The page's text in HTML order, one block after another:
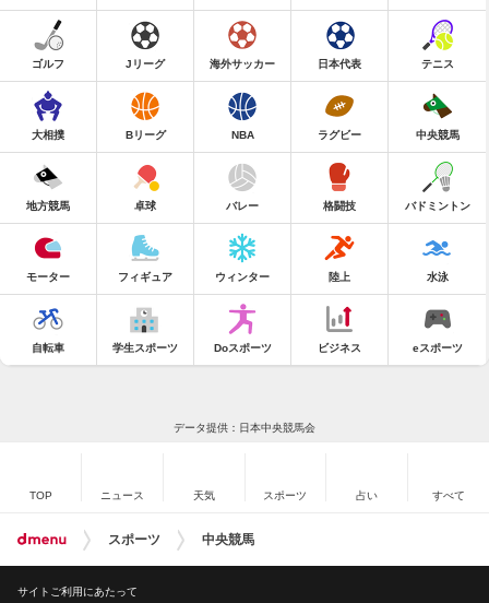
ゴルフ Jリーグ 海外サッカー 日本代表 テニス
大相撲 Bリーグ NBA ラグビー 中央競馬
地方競馬 卓球 バレー 格闘技 バドミントン
モーター フィギュア ウィンター 陸上 水泳
自転車 学生スポーツ Doスポーツ ビジネス eスポーツ
データ提供：日本中央競馬会
TOP ニュース 天気 スポーツ 占い すべて
スポーツ 中央競馬
サイトご利用にあたって